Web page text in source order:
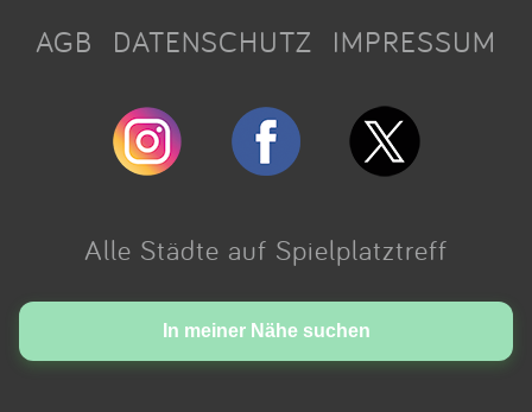
In meiner Nähe suchen
AGB DATENSCHUTZ IMPRESSUM
Alle Städte auf Spielplatztreff
Made with love in Cologne.